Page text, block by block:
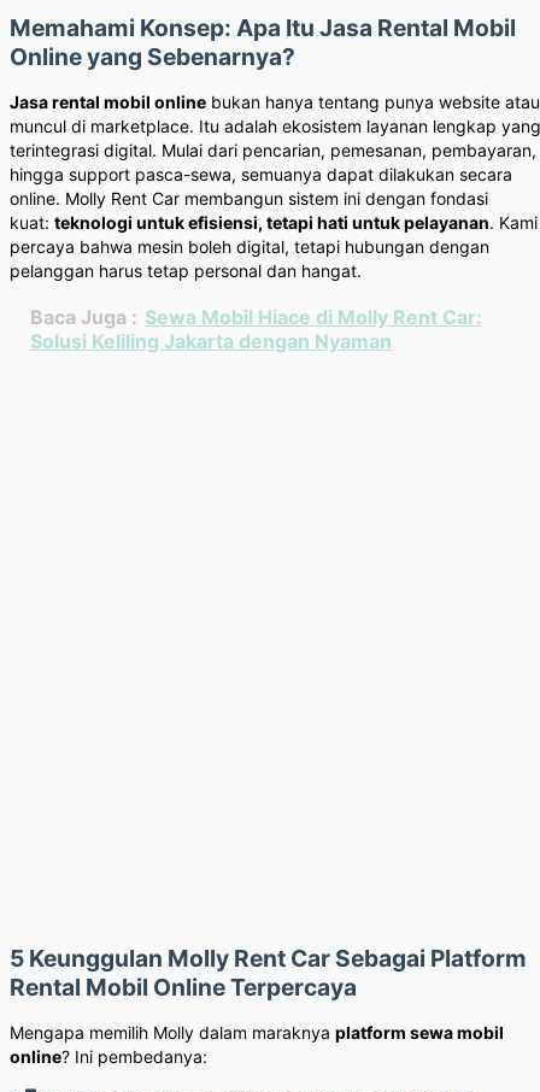
Memahami Konsep: Apa Itu Jasa Rental Mobil
Online yang Sebenarnya?
Jasa rental mobil online bukan hanya tentang punya website atau
muncul di marketplace. Itu adalah ekosistem layanan lengkap yang
terintegrasi digital. Mulai dari pencarian, pemesanan, pembayaran,
hingga support pasca-sewa, semuanya dapat dilakukan secara
online. Molly Rent Car membangun sistem ini dengan fondasi
kuat: teknologi untuk efisiensi, tetapi hati untuk pelayanan. Kami
percaya bahwa mesin boleh digital, tetapi hubungan dengan
pelanggan harus tetap personal dan hangat.
Baca Juga : Sewa Mobil Hiace di Molly Rent Car:
Solusi Keliling Jakarta dengan Nyaman
5 Keunggulan Molly Rent Car Sebagai Platform
Rental Mobil Online Terpercaya
Mengapa memilih Molly dalam maraknya platform sewa mobil
online? Ini pembedanya: